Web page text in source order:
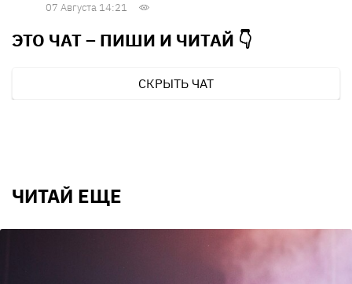
07 Августа 14:21
ЭТО ЧАТ – ПИШИ И ЧИТАЙ 👇
СКРЫТЬ ЧАТ
ЧИТАЙ ЕЩЕ